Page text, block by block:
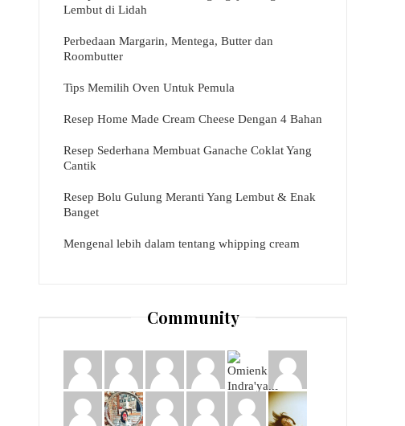
Lembut di Lidah
Perbedaan Margarin, Mentega, Butter dan
Roombutter
Tips Memilih Oven Untuk Pemula
Resep Home Made Cream Cheese Dengan 4 Bahan
Resep Sederhana Membuat Ganache Coklat Yang
Cantik
Resep Bolu Gulung Meranti Yang Lembut & Enak
Banget
Mengenal lebih dalam tentang whipping cream
Community